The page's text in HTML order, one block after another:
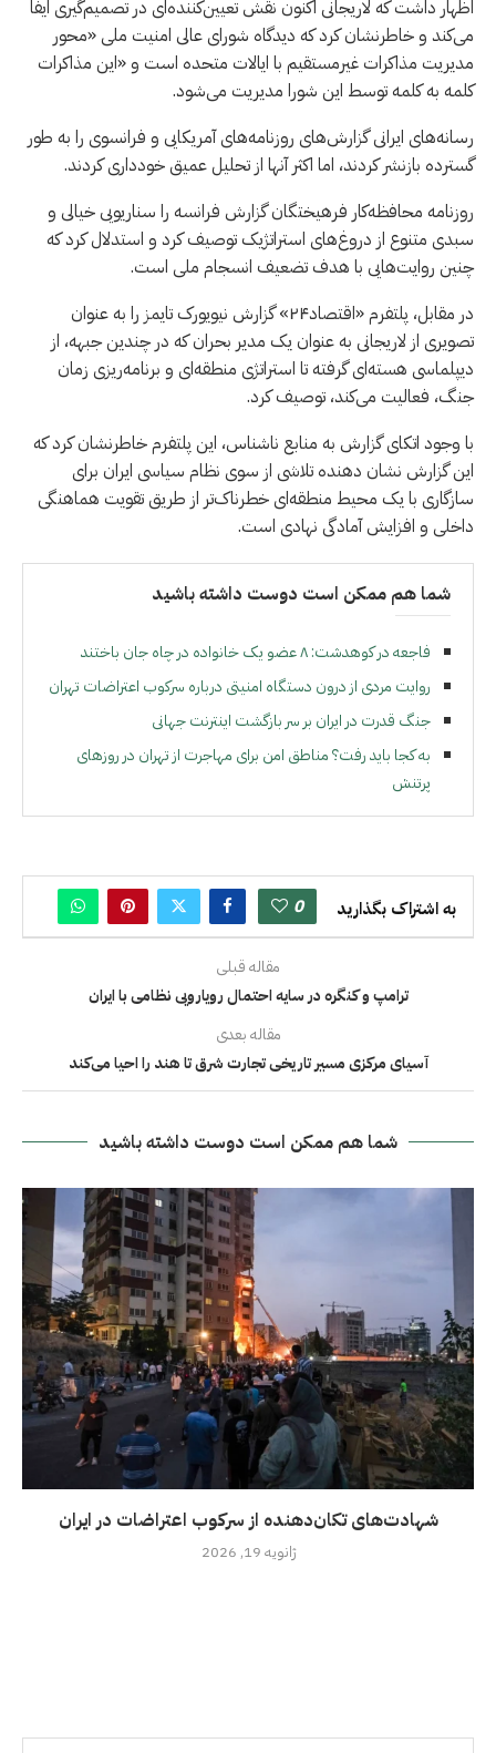
اظهار داشت که لاریجانی اکنون نقش تعیین‌کننده‌ای در تصمیم‌گیری ایفا
می‌کند و خاطرنشان کرد که دیدگاه شورای عالی امنیت ملی «محور
مدیریت مذاکرات غیرمستقیم با ایالات متحده است و «این مذاکرات
کلمه به کلمه توسط این شورا مدیریت می‌شود.
رسانه‌های ایرانی گزارش‌های روزنامه‌های آمریکایی و فرانسوی را به طور
گسترده بازنشر کردند، اما اکثر آنها از تحلیل عمیق خودداری کردند.
روزنامه محافظه‌کار فرهیختگان گزارش فرانسه را سناریویی خیالی و
سبدی متنوع از دروغ‌های استراتژیک توصیف کرد و استدلال کرد که
چنین روایت‌هایی با هدف تضعیف انسجام ملی است.
در مقابل، پلتفرم «اقتصاد۲۴» گزارش نیویورک تایمز را به عنوان
تصویری از لاریجانی به عنوان یک مدیر بحران که در چندین جبهه، از
دیپلماسی هسته‌ای گرفته تا استراتژی منطقه‌ای و برنامه‌ریزی زمان
جنگ، فعالیت می‌کند، توصیف کرد.
با وجود اتکای گزارش به منابع ناشناس، این پلتفرم خاطرنشان کرد که
این گزارش نشان دهنده تلاشی از سوی نظام سیاسی ایران برای
سازگاری با یک محیط منطقه‌ای خطرناک‌تر از طریق تقویت هماهنگی
داخلی و افزایش آمادگی نهادی است.
شما هم ممکن است دوست داشته باشید
فاجعه در کوهدشت: ۸ عضو یک خانواده در چاه جان باختند
روایت مردی از درون دستگاه امنیتی درباره سرکوب اعتراضات تهران
جنگ قدرت در ایران بر سر بازگشت اینترنت جهانی
به کجا باید رفت؟ مناطق امن برای مهاجرت از تهران در روزهای
پرتنش
به اشتراک بگذارید 0
مقاله قبلی
ترامپ و کنگره در سایه احتمال رویارویی نظامی با ایران
مقاله بعدی
آسیای مرکزی مسیر تاریخی تجارت شرق تا هند را احیا می‌کند
شما هم ممکن است دوست داشته باشید
شهادت‌های تکان‌دهنده از سرکوب اعتراضات در ایران
ژانویه 19, 2026